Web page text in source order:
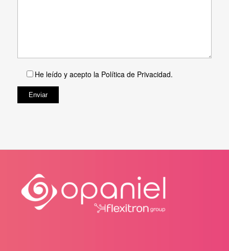
He leído y acepto laPolítica de Privacidad.